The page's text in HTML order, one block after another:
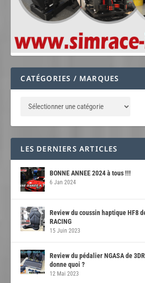
CATÉGORIES / MARQUES
LES DERNIERS ARTICLES
BONNE ANNEE 2024 à tous !!!
6 Jan 2024
Review du coussin haptique HF8
RACING
15 Juin 2023
Review du pédalier NGASA de
donne quoi ?
12 Mai 2023